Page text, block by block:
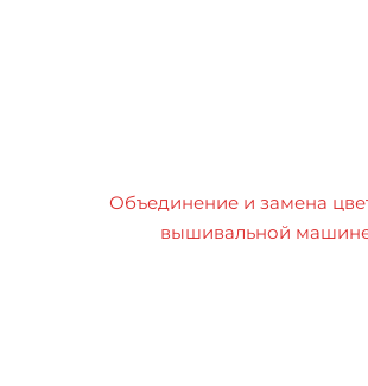
Объединение и замена
вышивальной